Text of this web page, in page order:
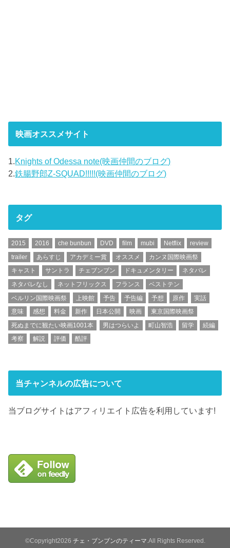
映画オススメサイト
1.Knights of Odessa note(映画仲間のブログ)
2.鉄腸野郎Z-SQUAD!!!!!(映画仲間のブログ)
タグ
2015 2016 che bunbun DVD film mubi Netflix
review
trailer
あらすじ アカデミー賞 オススメ
カンヌ国際映画祭
キャスト
サントラ チェブンブン ドキュメンタリー
ネタバレ
ネタバレなし
ネットフリックス フランス
ベストテン
ベルリン国際映画祭
上映館 予告 予告編 予想 原作
実話
意味
感想 料金 新作 日本公開 映画
東京国際映画祭
死ぬまでに観たい映画1001本
男はつらいよ 町山智浩 留学
続編
考察
解説 評価 酷評
当チャンネルの広告について
当ブログサイトはアフィリエイト広告を利用しています!
©Copyright2026 チェ・ブンブンのティーマ .All Rights Reserved.